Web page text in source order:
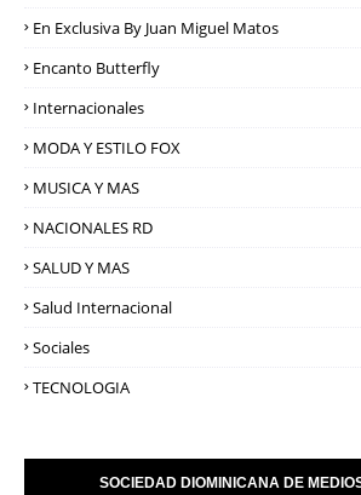
En Exclusiva By Juan Miguel Matos
Encanto Butterfly
Internacionales
MODA Y ESTILO FOX
MUSICA Y MAS
NACIONALES RD
SALUD Y MAS
Salud Internacional
Sociales
TECNOLOGIA
SOCIEDAD DIOMINICANA DE